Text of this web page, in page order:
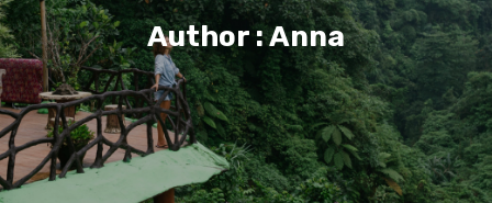
Author : Anna